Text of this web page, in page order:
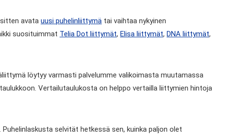
avata uusi puhelinliittymä tai vaihtaa nykyinen
suosituimmat Telia Dot liittymät, Elisa liittymät, DNA liittymät,
löytyy varmasti palvelumme valikoimasta muutamassa
Vertailutaulukosta on helppo vertailla liittymien hintoja
selvität hetkessä sen, kuinka paljon olet